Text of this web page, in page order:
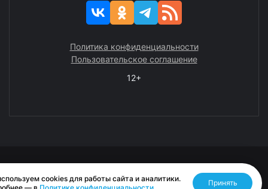
Политика конфиденциальности
Пользовательское соглашение
12+
Разработано RASA
cookies для работы сайта и аналитики.
Принять